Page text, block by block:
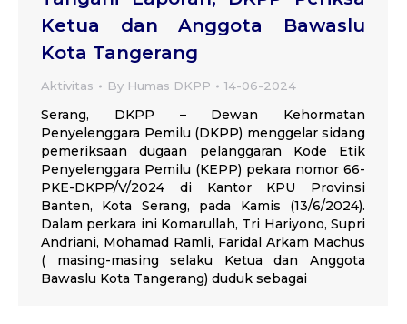
Ketua dan Anggota Bawaslu
Kota Tangerang
Aktivitas By Humas DKPP 14-06-2024
Serang, DKPP – Dewan Kehormatan
Penyelenggara Pemilu (DKPP) menggelar sidang
pemeriksaan dugaan pelanggaran Kode Etik
Penyelenggara Pemilu (KEPP) pekara nomor 66-
PKE-DKPP/V/2024 di Kantor KPU Provinsi
Banten, Kota Serang, pada Kamis (13/6/2024).
Dalam perkara ini Komarullah, Tri Hariyono, Supri
Andriani, Mohamad Ramli, Faridal Arkam Machus
( masing-masing selaku Ketua dan Anggota
Bawaslu Kota Tangerang) duduk sebagai